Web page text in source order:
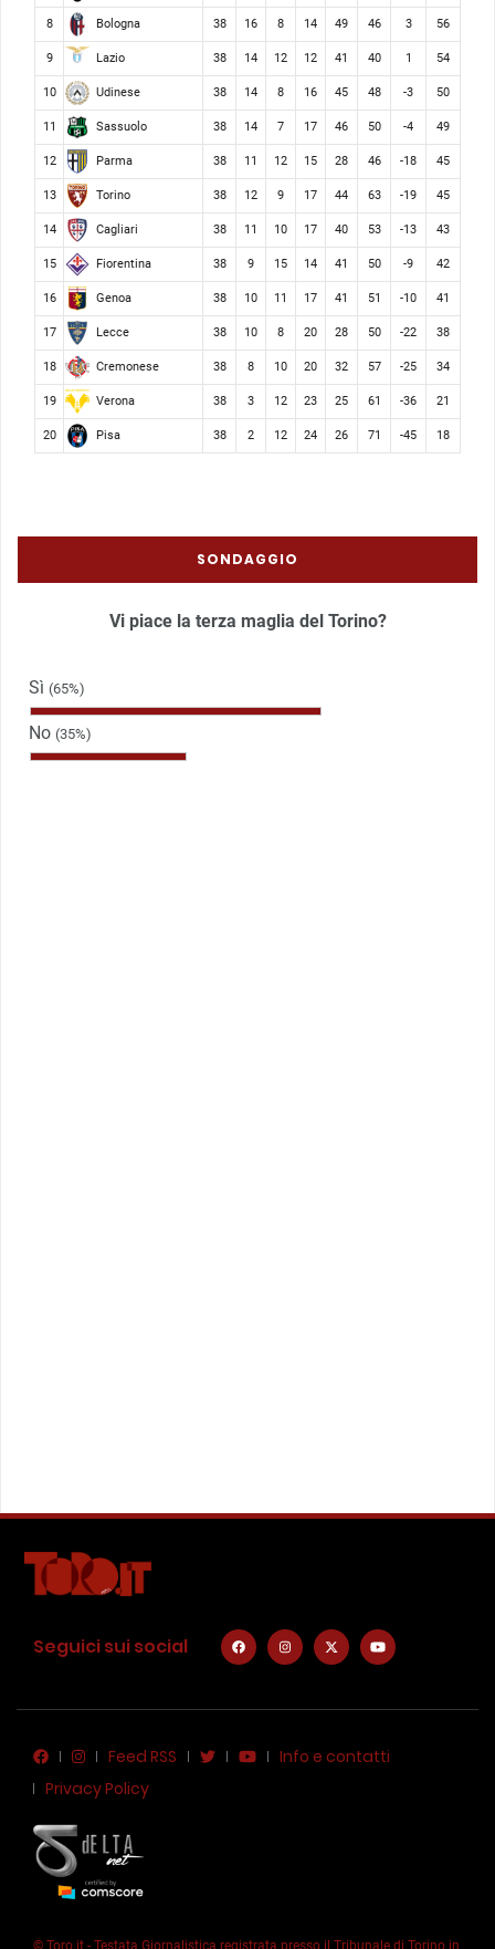
8 Bologna 38 16 8 14 49 46 3 56
9 Lazio 38 14 12 12 41 40 1 54
10 Udinese 38 14 8 16 45 48 -3 50
11 Sassuolo 38 14 7 17 46 50 -4 49
12 Parma 38 11 12 15 28 46 -18 45
13 Torino 38 12 9 17 44 63 -19 45
14 Cagliari 38 11 10 17 40 53 -13 43
15 Fiorentina 38 9 15 14 41 50 -9 42
16 Genoa 38 10 11 17 41 51 -10 41
17 Lecce 38 10 8 20 28 50 -22 38
18 Cremonese 38 8 10 20 32 57 -25 34
19 Verona 38 3 12 23 25 61 -36 21
20 Pisa 38 2 12 24 26 71 -45 18
SONDAGGIO
Vi piace la terza maglia del Torino?
Sì (65%)
No (35%)
Seguici sui social
Feed RSS
Info e contatti
Privacy Policy
© Toro.it - Testata Giornalistica registrata presso il Tribunale di Torino in